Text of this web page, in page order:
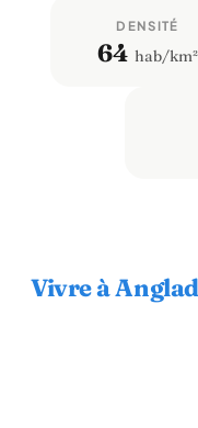
DENSITÉ
64 hab/km²
Vivre à